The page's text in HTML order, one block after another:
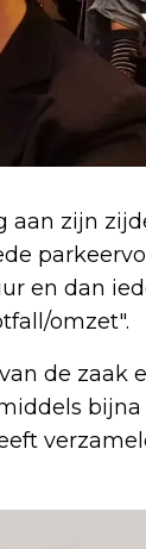
aan zijn
en dan
omzet".
de zaak